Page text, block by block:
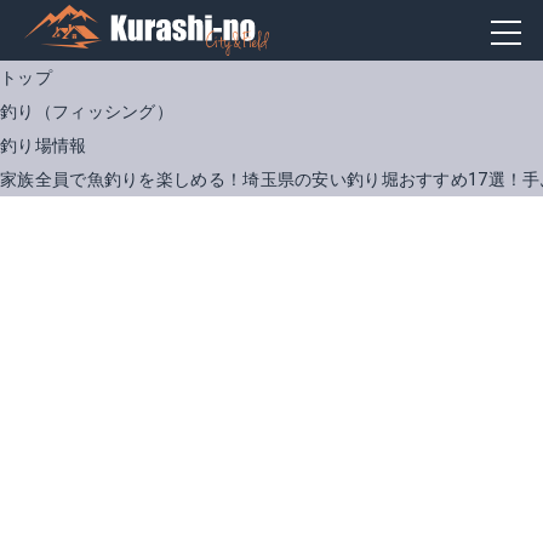
トップ
釣り（フィッシング）
釣り場情報
家族全員で魚釣りを楽しめる！埼玉県の安い釣り堀おすすめ17選！